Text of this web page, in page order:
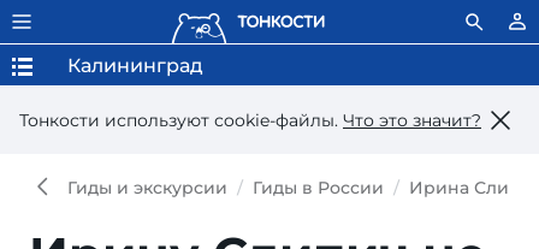
Тонкости используют сookie-файлы. Что это значит?
Калининград
Гиды и экскурсии Гиды в России Ирина